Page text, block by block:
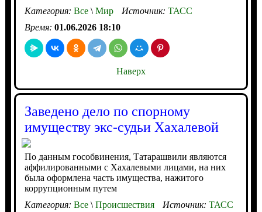
Категория: Все\Мир Источник: ТАСС
Время: 01.06.2026 18:10
Наверх
Заведено дело по спорному
имуществу экс-судьи Хахалевой
По данным гособвинения, Татарашвили являются
аффилированными с Хахалевыми лицами, на них
была оформлена часть имущества, нажитого
коррупционным путем
Категория: Все\Происшествия Источник: ТАСС